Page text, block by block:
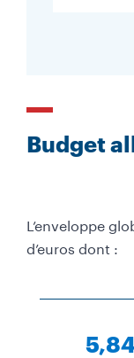
r
Budget
L’enveloppe
d’euros dont :